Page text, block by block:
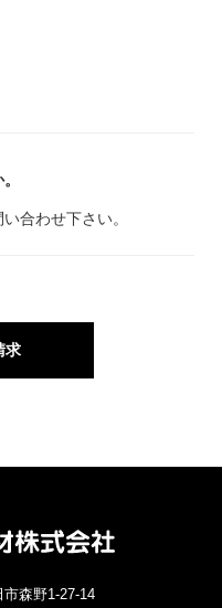
合わせ下さい。
求
森野1-27-14